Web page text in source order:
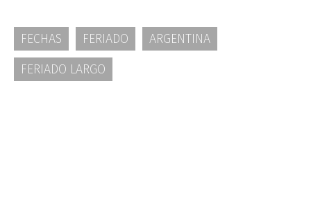
FECHAS FERIADO
ARGENTINA
FERIADO LARGO